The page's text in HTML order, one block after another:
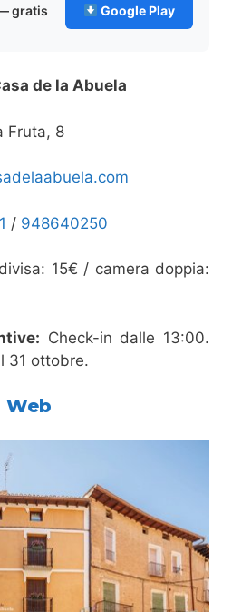
gratis
Google Play
de la Abuela
Fruta, 8
/ 948640250
15€ / camera doppia:
Check-in dalle 13:00.
31 ottobre.
Web